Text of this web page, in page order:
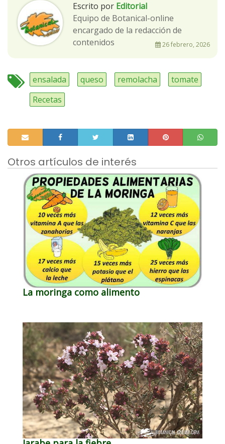
Escrito por Editorial
Equipo de Botanical-online
encargado de la redacción de
contenidos
26 febrero, 2026
ensalada queso remolacha
tomate
Recetas
Otros artículos de interés
La moringa como alimento